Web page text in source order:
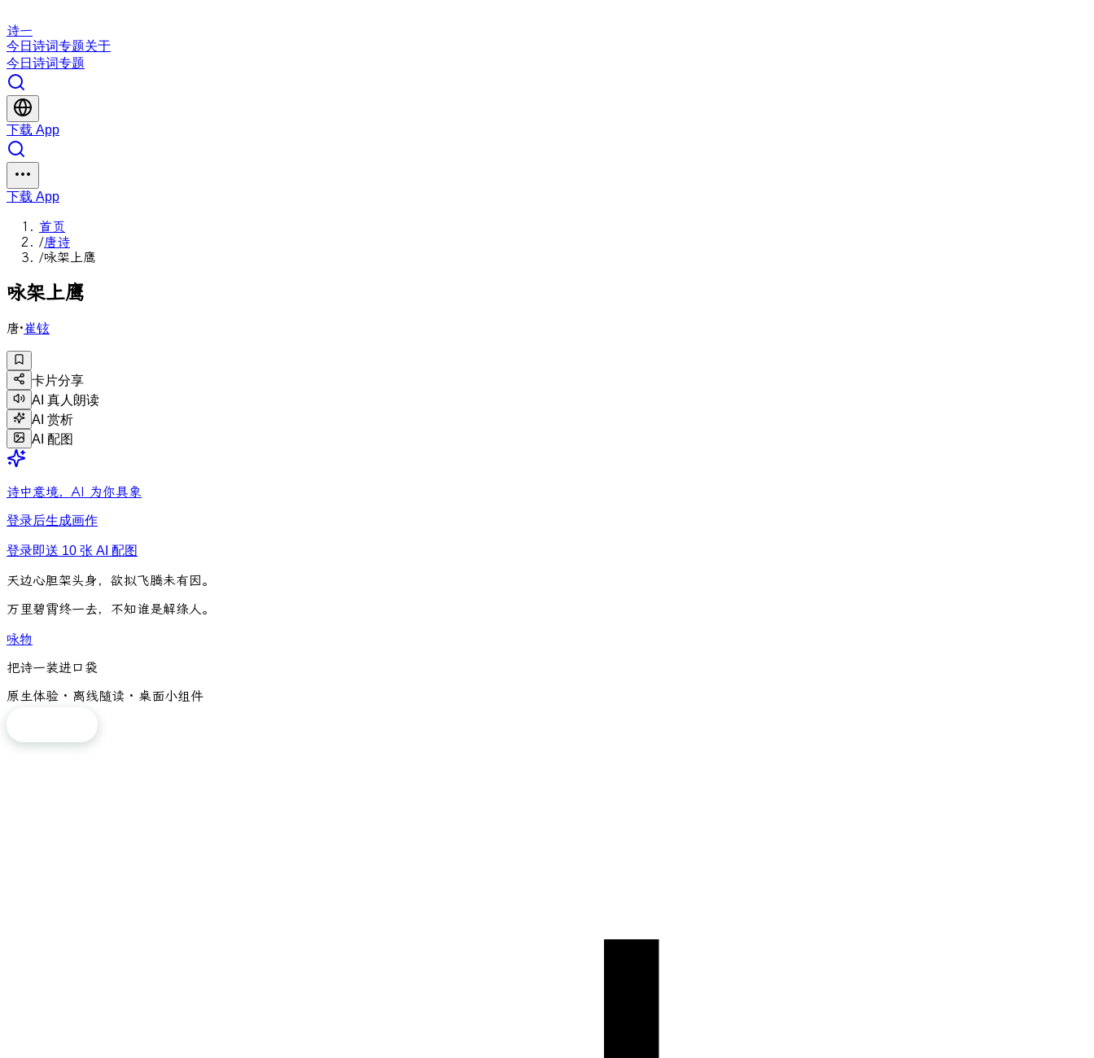
诗一
今日 诗词专题关于
今日 诗词专题
下载 App
下载 App
首页
/唐诗
/咏架上鹰
咏架上鹰
唐·崔铉
卡片分享
AI 真人朗读
AI 赏析
AI 配图
诗中意境，AI 为你具象
登录后生成画作
登录即送 10 张 AI 配图
天边心胆架头身 ， 欲拟飞腾未有因。
万 里碧霄终一去， 不知谁是解绦人。
咏物
把诗一装进口袋
原生体验 · 离线随读 · 桌面小组件